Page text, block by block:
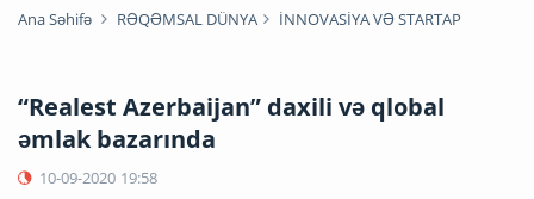
Ana Səhifə RƏQƏMSAL DÜNYA İNNOVASİYA VƏ STARTAP
“Realest Azerbaijan” daxili və qlobal
əmlak bazarında
10-09-2020 19:58